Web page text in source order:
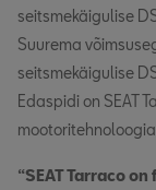
seitsmekäigulise
Suurema
seitsmekäigulise
Edaspidi on SEAT
“SEAT Tarraco